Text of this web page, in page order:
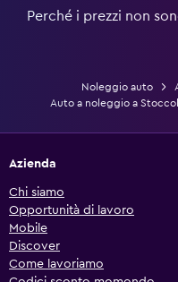
Perché i prezzi non
Noleggio auto
Auto a noleggio a
Azienda
Chi siamo
Opportunità di lavoro
Mobile
Discover
Come lavoriamo